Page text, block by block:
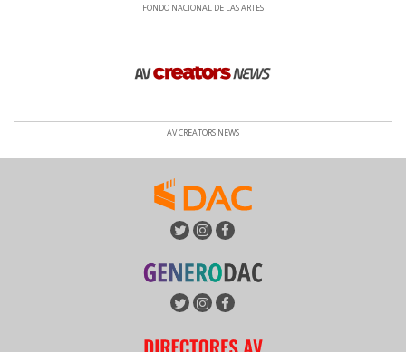
FONDO NACIONAL DE LAS ARTES
AV CREATORS NEWS